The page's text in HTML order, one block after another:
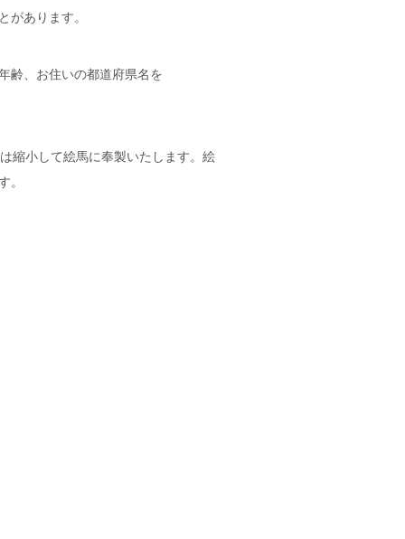
があります。
齢、お住いの都道府県名を
縮小して絵馬に奉製いたします。絵
。